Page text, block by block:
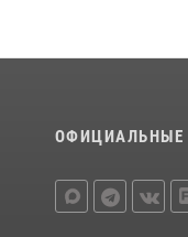
ОФИЦИАЛЬНЫЕ